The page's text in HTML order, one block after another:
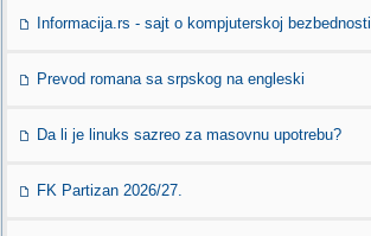
Informacija.rs - sajt o kompjuterskoj bezbednosti
Prevod romana sa srpskog na engleski
Da li je linuks sazreo za masovnu upotrebu?
FK Partizan 2026/27.